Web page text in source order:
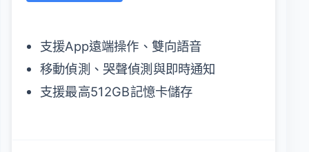
支援App遠端操作、雙向語音
移動偵測、哭聲偵測與即時通知
支援最高512GB記憶卡儲存